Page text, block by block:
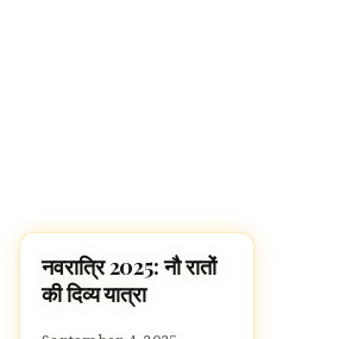
SPIRITUALITY
नवरात्रि 2025: नौ रातों
की दिव्य यात्रा